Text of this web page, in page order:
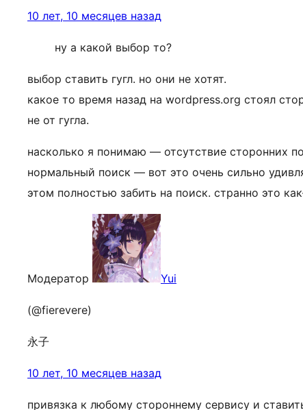
10 лет, 10 месяцев назад
ну а какой выбор то?
выбор ставить гугл. но они не хотят.
какое то время назад на wordpress.org стоял
не от гугла.
насколько я понимаю — отсутствие сторонних
нормальный поиск — вот это очень сильно
этом полностью забить на поиск. странно это
Модератор Yui
(@fierevere)
永子
10 лет, 10 месяцев назад
привязка к любому стороннему сервису и